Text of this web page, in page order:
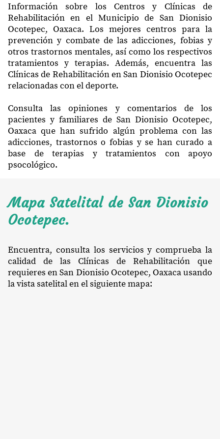
Información sobre los Centros y Clínicas de
Rehabilitación en el Municipio de San Dionisio
Ocotepec, Oaxaca. Los mejores centros para la
prevención y combate de las adicciones, fobias y
otros trastornos mentales, así como los respectivos
tratamientos y terapias. Además, encuentra las
Clínicas de Rehabilitación en San Dionisio Ocotepec
relacionadas con el deporte.
Consulta las opiniones y comentarios de los
pacientes y familiares de San Dionisio Ocotepec,
Oaxaca que han sufrido algún problema con las
adicciones, trastornos o fobias y se han curado a
base de terapias y tratamientos con apoyo
psocológico.
Mapa Satelital de San Dionisio
Ocotepec.
Encuentra, consulta los servicios y comprueba la
calidad de las Clínicas de Rehabilitación que
requieres en San Dionisio Ocotepec, Oaxaca usando
la vista satelital en el siguiente mapa: